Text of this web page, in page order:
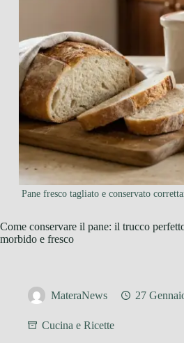
Pane fresco tagliato e conservato
Come conservare il pane: il trucco
morbido e fresco
MateraNews 27
Cucina e Ricette